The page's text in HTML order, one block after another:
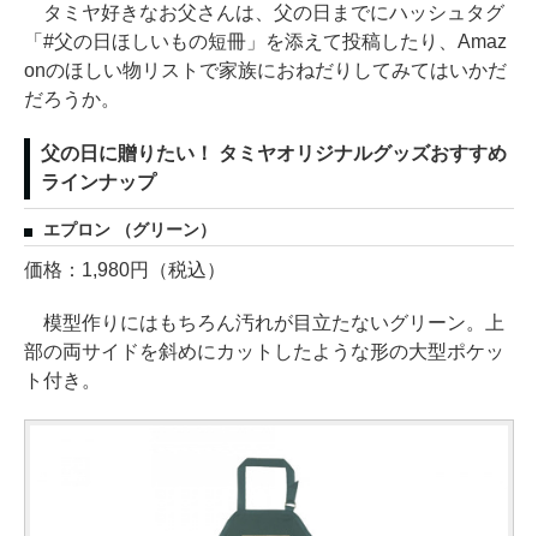
タミヤ好きなお父さんは、父の日までにハッシュタグ
「#父の日ほしいもの短冊」を添えて投稿したり、Amaz
onのほしい物リストで家族におねだりしてみてはいかだ
だろうか。
父の日に贈りたい！ タミヤオリジナルグッズおすすめ
ラインナップ
エプロン （グリーン）
価格：1,980円（税込）
模型作りにはもちろん汚れが目立たないグリーン。上
部の両サイドを斜めにカットしたような形の大型ポケッ
ト付き。